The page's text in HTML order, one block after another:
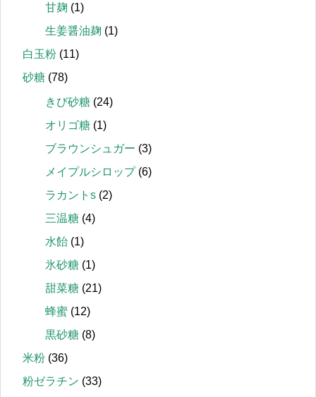
甘麹 (1)
生姜醤油麹 (1)
白玉粉 (11)
砂糖 (78)
きび砂糖 (24)
オリゴ糖 (1)
ブラウンシュガー (3)
メイプルシロップ(6)
ラカントs (2)
三温糖 (4)
水飴 (1)
氷砂糖 (1)
甜菜糖 (21)
蜂蜜 (12)
黒砂糖 (8)
米粉 (36)
粉ゼラチン (33)